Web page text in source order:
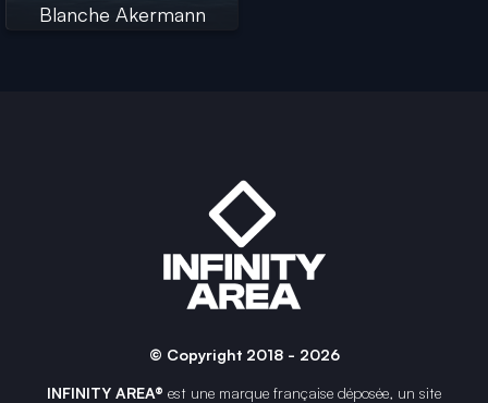
Blanche Akermann
© Copyright 2018 - 2026
INFINITY AREA® est une marque française déposée, un site